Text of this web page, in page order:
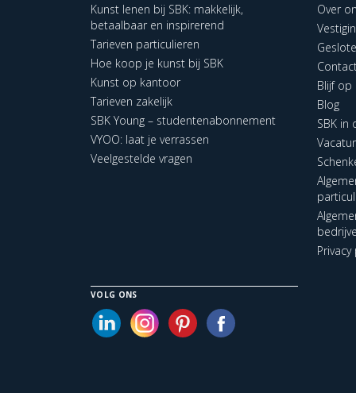
Kunst lenen bij SBK: makkelijk,
betaalbaar en inspirerend
Tarieven particulieren
Hoe koop je kunst bij SBK
Kunst op kantoor
Tarieven zakelijk
SBK Young – studentenabonnement
VYOO: laat je verrassen
Veelgestelde vragen
Over
Blijf op
Blog
SBK in
VOLG ONS